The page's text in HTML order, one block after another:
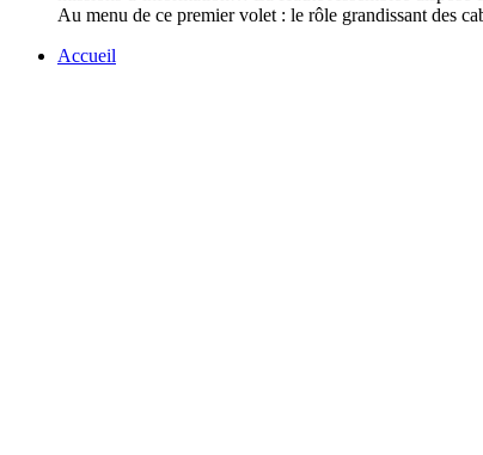
Au menu de ce premier volet : le rôle grandissant des
Accueil